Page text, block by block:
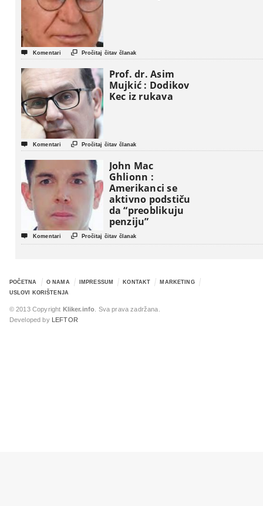
 Komentari  Pročitaj čitav članak
Prof. dr. Asim
Mujkić : Dodikov
Kec iz rukava
 Komentari  Pročitaj čitav članak
John Mac
Ghlionn :
Amerikanci se
aktivno podstiču
da “preoblikuju
penziju”
 Komentari  Pročitaj čitav članak
POČETNA O NAMA IMPRESSUM KONTAKT
MARKETING
USLOVI KORIŠTENJA
© 2013 Copyright Kliker.info . Sva prava zadržana.
Developed by
LEFTOR